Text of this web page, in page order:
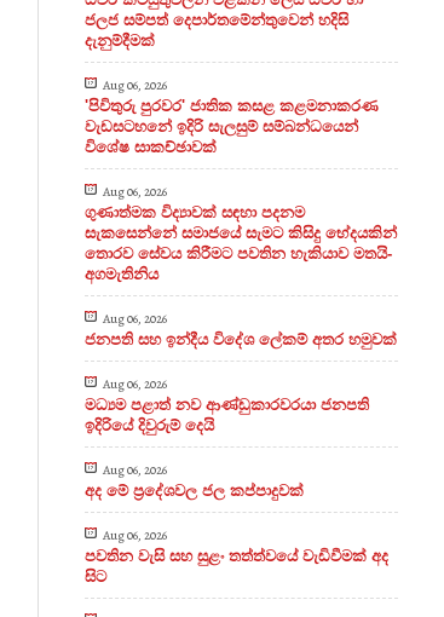
ජලජ සම්පත් දෙපාර්තමේන්තුවෙන් හදිසි
දැනුම්දීමක්
Aug 06, 2026
'පිවිතුරු පුරවර' ජාතික කසළ කළමනාකරණ
වැඩසටහනේ ඉදිරි සැලසුම් සම්බන්ධයෙන්
විශේෂ සාකච්ඡාවක්
Aug 06, 2026
ගුණාත්මක විද්‍යාවක් සඳහා පදනම
සැකසෙන්නේ සමාජයේ සැමට කිසිදු භේදයකින්
තොරව සේවය කිරීමට පවතින හැකියාව මතයි-
අගමැතිනිය
Aug 06, 2026
ජනපති සහ ඉන්දීය විදේශ ලේකම් අතර හමුවක්
Aug 06, 2026
මධ්‍යම පළාත් නව ආණ්ඩුකාරවරයා ජනපති
ඉදිරියේ දිවුරුම් දෙයි
Aug 06, 2026
අද මේ ප්‍රදේශවල ජල කප්පාදුවක්
Aug 06, 2026
පවතින වැසි සහ සුළං තත්ත්වයේ වැඩිවීමක් අද
සිට